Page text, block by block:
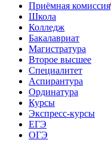
Приёмная комиссия
Школа
Колледж
Бакалавриат
Магистратура
Второе высшее
Специалитет
Аспирантура
Ординатура
Курсы
Экспресс-курсы
ЕГЭ
ОГЭ